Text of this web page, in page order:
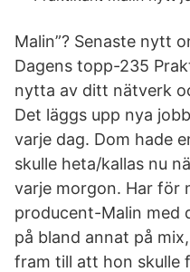
Malin”? Senaste nytt
Dagens topp-235
nytta av ditt nätverk
Det läggs upp nya
varje dag. Dom hade
skulle heta/kallas nu
varje morgon. Har för
producent-Malin med
på bland annat på
fram till att hon